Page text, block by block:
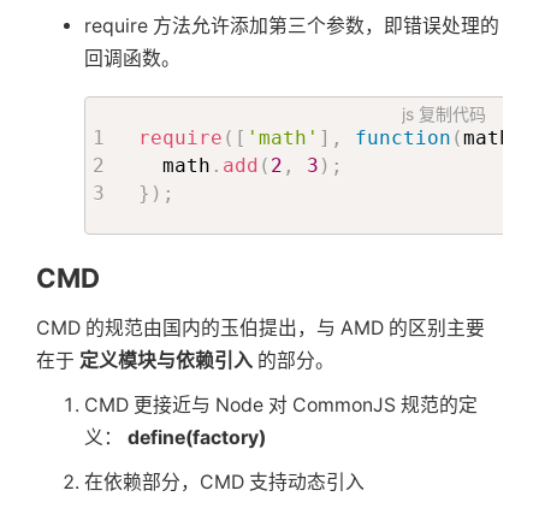
require 方法允许添加第三个参数，即错误处理的
回调函数。
js 复制代码
require ( [ 'math' ] , function (math
  math
. add ( 2 , 3 ) ;
} ) ;
CMD
CMD 的规范由国内的玉伯提出，与 AMD 的区别主要
在于 定义模块与依赖引入 的部分。
CMD 更接近与 Node 对 CommonJS 规范的定
义： define(factory)
在依赖部分，CMD 支持动态引入